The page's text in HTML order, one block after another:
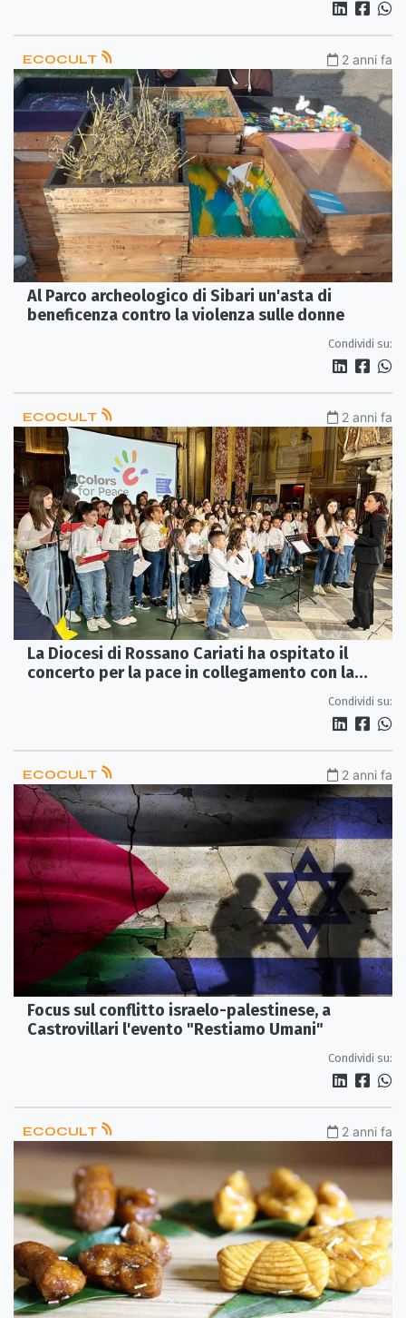
ECOCULT 2 anni fa
Al Parco archeologico di Sibari un'asta di
beneficenza contro la violenza sulle donne
Condividi su:
ECOCULT 2 anni fa
La Diocesi di Rossano Cariati ha ospitato il
concerto per la pace in collegamento con la
Condividi su:
ECOCULT 2 anni fa
Focus sul conflitto israelo-palestinese, a
Castrovillari l'evento "Restiamo Umani"
Condividi su:
ECOCULT 2 anni fa